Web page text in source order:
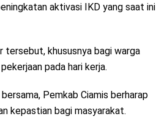
aktivasi IKD yang saat ini
tersebut, khususnya bagi warga
pada hari kerja.
Pemkab Ciamis berharap
kepastian bagi masyarakat.